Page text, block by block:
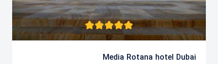
Media Rotana hotel Dubai